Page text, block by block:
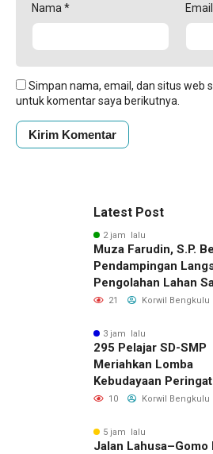
Nama * Email
Simpan nama, email, dan situs web
untuk komentar saya berikutnya.
Latest Post
2 jam lalu
Muza Farudin, S.P.
Pendampingan
Pengolahan Lahan
di Seginim
21 Korwil Bengkulu
3 jam lalu
295 Pelajar SD-SMP
Meriahkan Lomba
Kebudayaan Peringati
RI Ke-81 di Bengkulu
10 Korwil Bengkulu
5 jam lalu
Jalan Lahusa–Gomo